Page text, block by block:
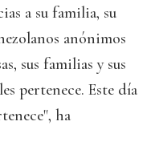
a su familia, su
anónimos
sus familias y sus
pertenece. Este día
ha